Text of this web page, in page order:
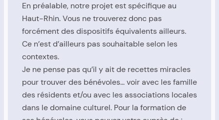
En préalable, notre projet est spécifique au
Haut-Rhin. Vous ne trouverez donc pas
forcément des dispositifs équivalents ailleurs.
Ce n’est d’ailleurs pas souhaitable selon les
contextes.
Je ne pense pas qu’il y ait de recettes miracles
pour trouver des bénévoles… voir avec les famille
des résidents et/ou avec les associations locales
dans le domaine culturel. Pour la formation de